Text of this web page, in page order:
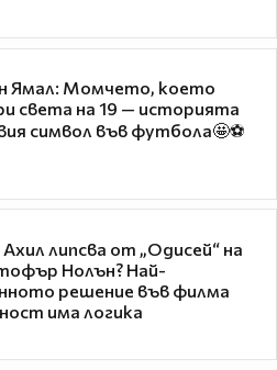
Ямал: Момчето, което
света на 19 — историята
символ във футбола🤩⚽
липсва от „Одисей“ на
Нолън? Най-
решение във филма
има логика